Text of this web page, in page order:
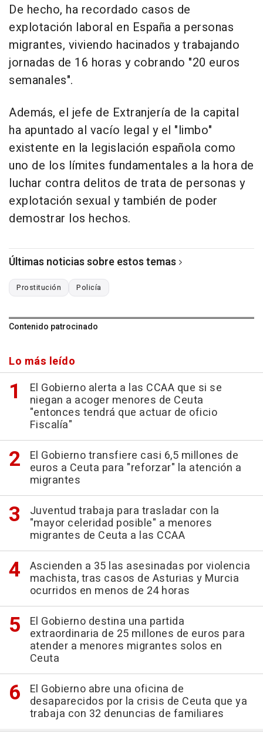
De hecho, ha recordado casos de
explotación laboral en España a personas
migrantes, viviendo hacinados y trabajando
jornadas de 16 horas y cobrando "20 euros
semanales".
Además, el jefe de Extranjería de la capital
ha apuntado al vacío legal y el "limbo"
existente en la legislación española como
uno de los límites fundamentales a la hora de
luchar contra delitos de trata de personas y
explotación sexual y también de poder
demostrar los hechos.
Últimas noticias sobre estos temas
Prostitución Policía
Contenido patrocinado
Lo más leído
El Gobierno alerta a las CCAA que si se
niegan a acoger menores de Ceuta
"entonces tendrá que actuar de oficio
Fiscalía"
El Gobierno transfiere casi 6,5 millones de
euros a Ceuta para "reforzar" la atención a
migrantes
Juventud trabaja para trasladar con la
"mayor celeridad posible" a menores
migrantes de Ceuta a las CCAA
Ascienden a 35 las asesinadas por violencia
machista, tras casos de Asturias y Murcia
ocurridos en menos de 24 horas
El Gobierno destina una partida
extraordinaria de 25 millones de euros para
atender a menores migrantes solos en
Ceuta
El Gobierno abre una oficina de
desaparecidos por la crisis de Ceuta que ya
trabaja con 32 denuncias de familiares